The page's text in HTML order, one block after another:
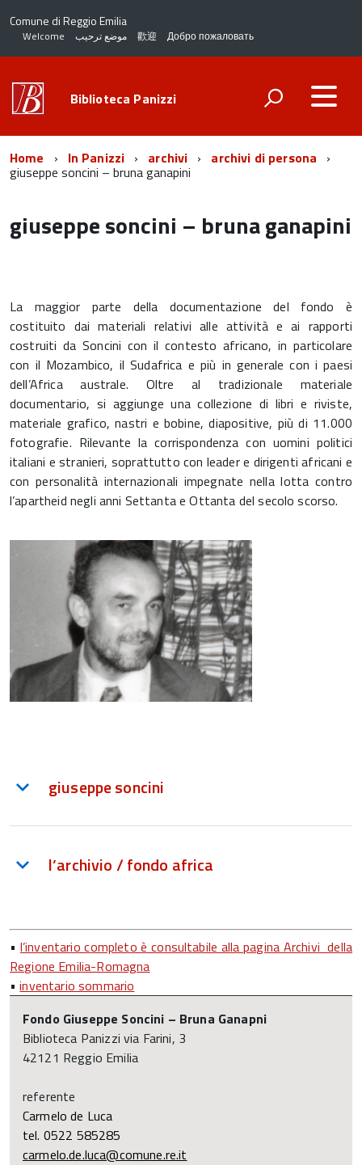
Comune di Reggio Emilia
Welcome موضع ترحيب 歡迎 Добро пожаловать
Biblioteca Panizzi
Home In Panizzi archivi archivi di persona
giuseppe soncini – bruna ganapini
giuseppe soncini – bruna ganapini
La maggior parte della documentazione del fondo è
costituito dai materiali relativi alle attività e ai rapporti
costruiti da Soncini con il contesto africano, in particolare
con il Mozambico, il Sudafrica e più in generale con i paesi
dell’Africa australe. Oltre al tradizionale materiale
documentario, si aggiunge una collezione di libri e riviste,
materiale grafico, nastri e bobine, diapositive, più di 11.000
fotografie. Rilevante la corrispondenza con uomini politici
italiani e stranieri, soprattutto con leader e dirigenti africani e
con personalità internazionali impegnate nella lotta contro
l’apartheid negli anni Settanta e Ottanta del secolo scorso.
giuseppe soncini
l’archivio / fondo africa
• l’inventario completo è consultabile alla pagina Archivi della
Regione Emilia-Romagna
•inventario sommario
Fondo Giuseppe Soncini – Bruna Ganapni
Biblioteca Panizzi via Farini, 3
42121 Reggio Emilia
referente
Carmelo de Luca
tel. 0522 585285
carmelo.de.luca@comune.re.it